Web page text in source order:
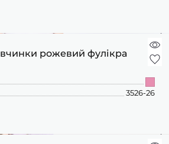
для дівчинки рожевий фулікра
3526-26